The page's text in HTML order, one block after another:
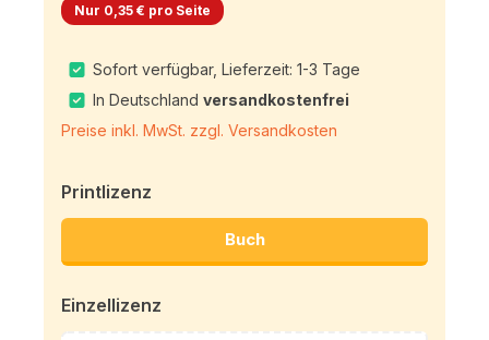
Nur 0,35 € pro Seite
Sofort verfügbar, Lieferzeit: 1-3 Tage
In Deutschlandversandkostenfrei
Preise inkl. MwSt. zzgl. Versandkosten
Printlizenz
Buch
Einzellizenz